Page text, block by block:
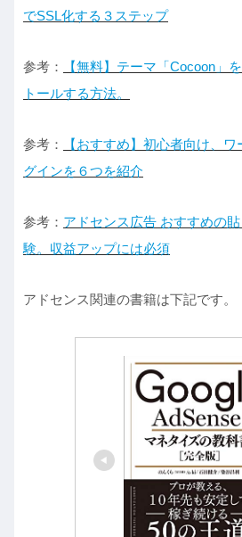
でSSL化する３ステップ
参考：
【無料】テーマ「Cocoon」
トールする方法。
参考：
【おすすめ】初心者向け、
グインを６つを紹介
参考： アドセンス広告 おすすめの
験。収益アップには必須
アドセンス関連の書籍は下記です。